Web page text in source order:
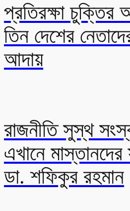
প্রতিরক্ষা
তিন দেশের
আদায়
রাজনীতি সুস্থ
এখানে
ডা. শফিকুর রহমান